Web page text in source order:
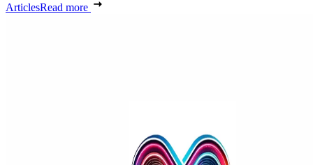
ArticlesRead more